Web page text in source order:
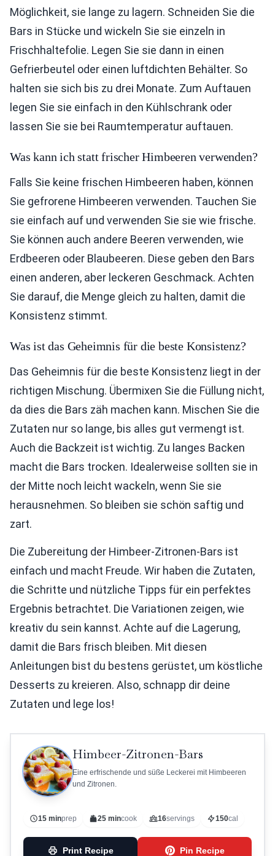
Möglichkeit, sie lange zu lagern. Schneiden Sie die
Bars in Stücke und wickeln Sie sie einzeln in
Frischhaltefolie. Legen Sie sie dann in einen
Gefrierbeutel oder einen luftdichten Behälter. So
halten sie sich bis zu drei Monate. Zum Auftauen
legen Sie sie einfach in den Kühlschrank oder
lassen Sie sie bei Raumtemperatur auftauen.
Was kann ich statt frischer Himbeeren verwenden?
Falls Sie keine frischen Himbeeren haben, können
Sie gefrorene Himbeeren verwenden. Tauchen Sie
sie einfach auf und verwenden Sie sie wie frische.
Sie können auch andere Beeren verwenden, wie
Erdbeeren oder Blaubeeren. Diese geben den Bars
einen anderen, aber leckeren Geschmack. Achten
Sie darauf, die Menge gleich zu halten, damit die
Konsistenz stimmt.
Was ist das Geheimnis für die beste Konsistenz?
Das Geheimnis für die beste Konsistenz liegt in der
richtigen Mischung. Übermixen Sie die Füllung nicht,
da dies die Bars zäh machen kann. Mischen Sie die
Zutaten nur so lange, bis alles gut vermengt ist.
Auch die Backzeit ist wichtig. Zu langes Backen
macht die Bars trocken. Idealerweise sollten sie in
der Mitte noch leicht wackeln, wenn Sie sie
herausnehmen. So bleiben sie schön saftig und
zart.
Die Zubereitung der Himbeer-Zitronen-Bars ist
einfach und macht Freude. Wir haben die Zutaten,
die Schritte und nützliche Tipps für ein perfektes
Ergebnis betrachtet. Die Variationen zeigen, wie
kreativ du sein kannst. Achte auf die Lagerung,
damit die Bars frisch bleiben. Mit diesen
Anleitungen bist du bestens gerüstet, um köstliche
Desserts zu kreieren. Also, schnapp dir deine
Zutaten und lege los!
Himbeer-Zitronen-Bars
Eine erfrischende und süße Leckerei mit Himbeeren
und Zitronen.
15 minprep 25 mincook 16servings 150cal
Print Recipe Pin Recipe